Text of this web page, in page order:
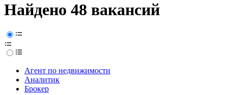
Найдено 48 вакансий
Агент по недвижимости
Аналитик
Брокер